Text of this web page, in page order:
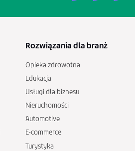
Rozwiązania dla branż
Opieka zdrowotna
Edukacja
Usługi dla biznesu
Nieruchomości
Automotive
E-commerce
Turystyka